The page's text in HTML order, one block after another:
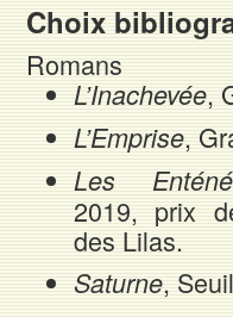
Choix
Romans
L’Inachevée,
L’Emprise,
Les
2019, prix
des Lilas.
Saturne,